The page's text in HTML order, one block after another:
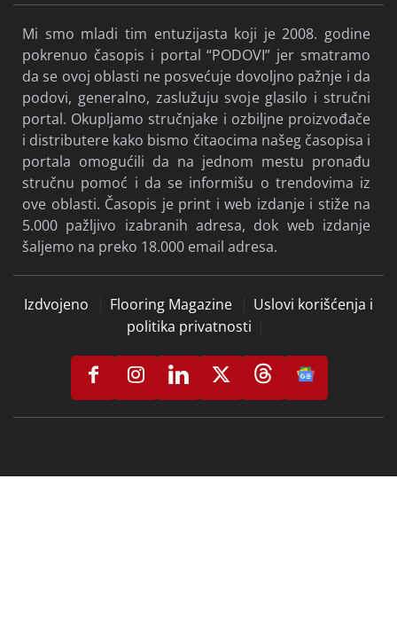
Mi smo mladi tim entuzijasta koji je 2008. godine
pokrenuo časopis i portal “PODOVI” jer smatramo
da se ovoj oblasti ne posvećuje dovoljno pažnje i da
podovi, generalno, zaslužuju svoje glasilo i stručni
portal. Okupljamo stručnjake i ozbiljne proizvođače
i distributere kako bismo čitaocima našeg časopisa i
portala omogućili da na jednom mestu pronađu
stručnu pomoć i da se informišu o trendovima iz
ove oblasti. Časopis je print i web izdanje i stiže na
5.000 pažljivo izabranih adresa, dok web izdanje
šaljemo na preko 18.000 email adresa.
Izdvojeno Flooring Magazine
Uslovi korišćenja i
politika privatnosti